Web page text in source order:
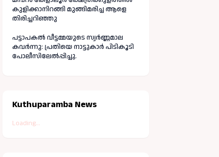
കുളിക്കാനിറങ്ങി മുങ്ങിമരിച്ച ആളെ
തിരിച്ചറിഞ്ഞു
പട്ടാപകൽ വീട്ടമ്മയുടെ സ്വർണ്ണമാല
കവർന്നു: പ്രതിയെ നാട്ടുകാർ പിടികൂടി
പോലീസിലേൽപ്പിച്ചു.
Kuthuparamba News
Loading...